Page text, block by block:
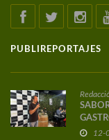
PUBLIREPORTAJES
DE12-